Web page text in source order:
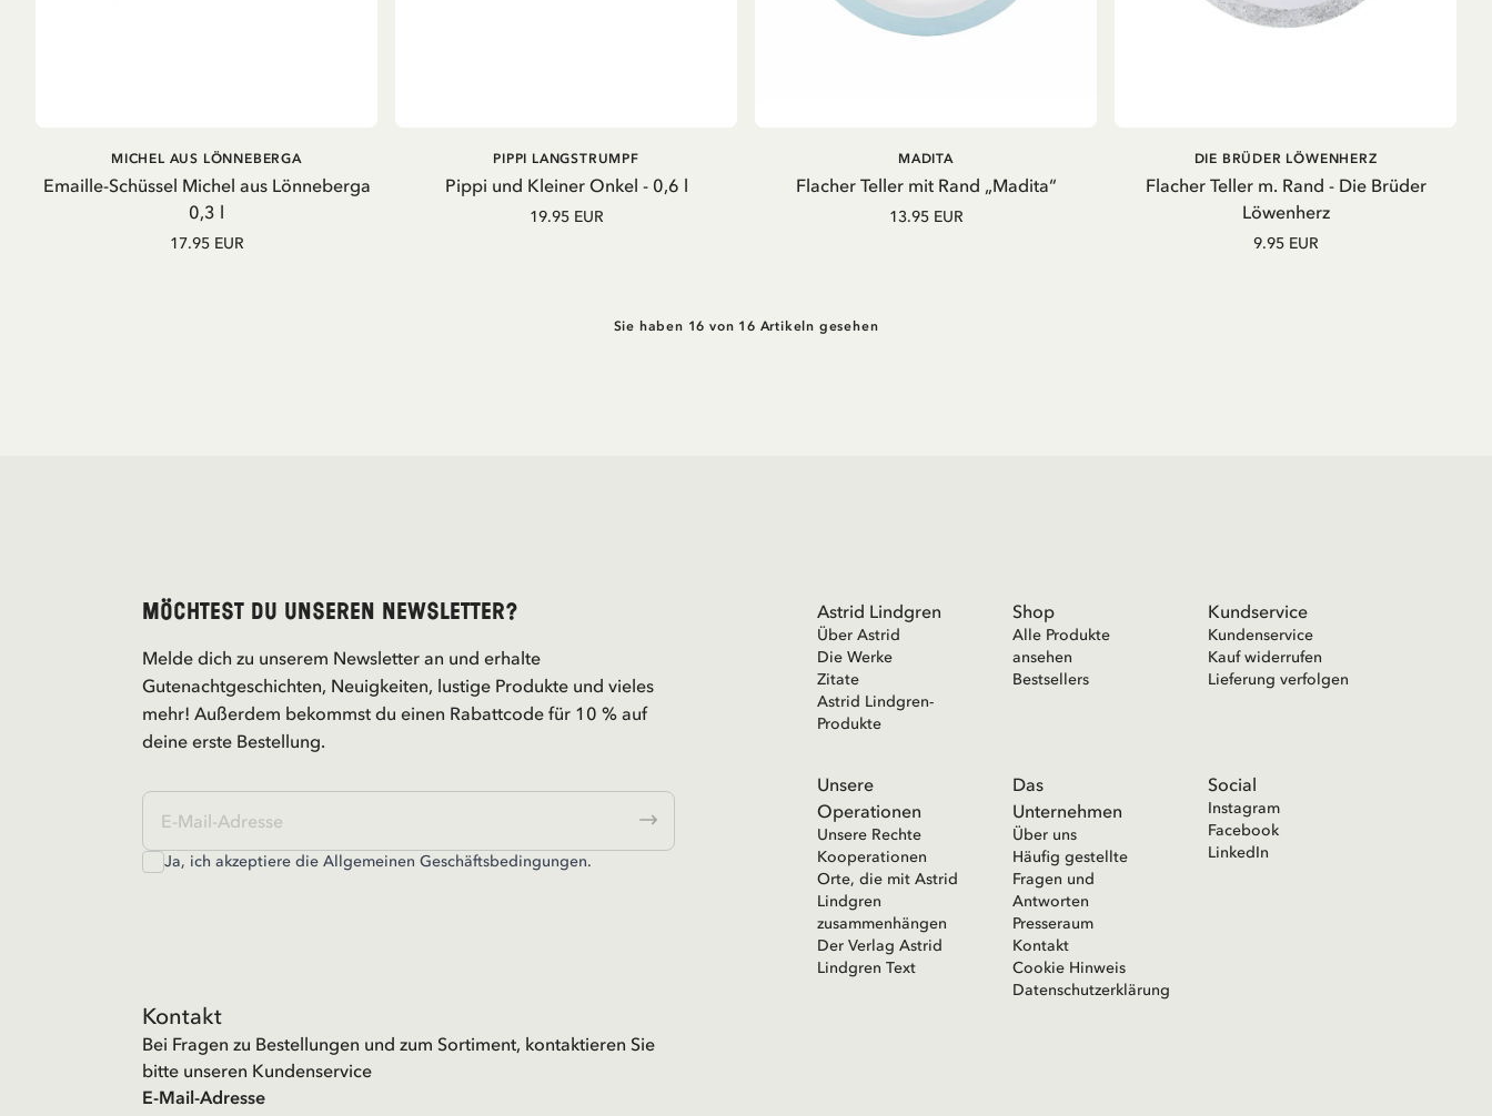
IN DEN WARENKORB
Emaille-Schüssel Michel aus Lönneberga
0,3 l
MICHEL AUS LÖNNEBERGA
17.95 EUR
IN DEN WARENKORB
Pippi und Kleiner Onkel - 0,6 l
PIPPI LANGSTRUMPF
19.95 EUR
AUSVERKAUFT
Flacher Teller mit Rand „Madita“
MADITA
13.95 EUR
IN DEN WARENKORB
Flacher Teller m. Rand - Die Brüder
Löwenherz
DIE BRÜDER LÖWENHERZ
9.95 EUR
Sie haben 16 von 16 Artikeln gesehen
Möchtest du unseren Newsletter?
Melde dich zu unserem Newsletter an und erhalte
Gutenachtgeschichten, Neuigkeiten, lustige Produkte und vieles
mehr! Außerdem bekommst du einen Rabattcode für 10 % auf
deine erste Bestellung.
Ja, ich akzeptiere die Allgemeinen Geschäftsbedingungen.
Astrid Lindgren
Über Astrid
Die Werke
Zitate
Astrid Lindgren-
Produkte
Shop
Alle Produkte
ansehen
Bestsellers
Kundservice
Kundenservice
Kauf widerrufen
Lieferung verfolgen
Unsere
Operationen
Unsere Rechte
Kooperationen
Orte, die mit Astrid
Lindgren
zusammenhängen
Der Verlag Astrid
Lindgren Text
Das
Unternehmen
Über uns
Häufig gestellte
Fragen und
Antworten
Presseraum
Kontakt
Cookie Hinweis
Datenschutzerklärung
Social
Instagram
Facebook
LinkedIn
Kontakt
Bei Fragen zu Bestellungen und zum Sortiment, kontaktieren Sie
bitte unseren Kundenservice
E-Mail-Adresse